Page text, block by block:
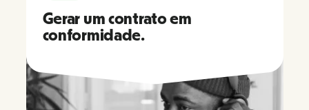
Gerar um contrato em
conformidade.